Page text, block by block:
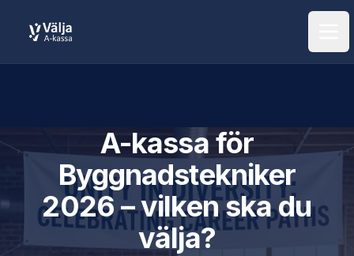
A-kassa för
Byggnadstekniker
2026 – vilken ska du
välja?